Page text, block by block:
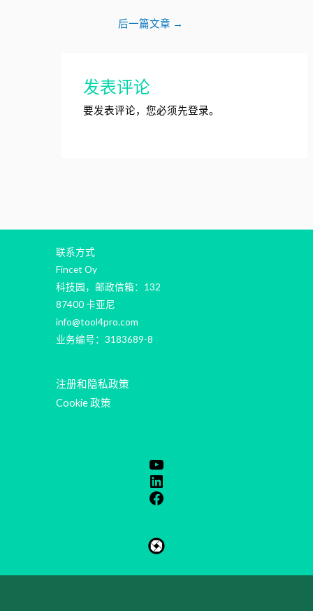
后一篇文章 →
发表评论
要发表评论，您必须先登录。
联系方式
Fincet Oy
科技园，邮政信箱：132
87400 卡亚尼
info@tool4pro.com
业务编号：3183689-8
注册和隐私政策
Cookie 政策